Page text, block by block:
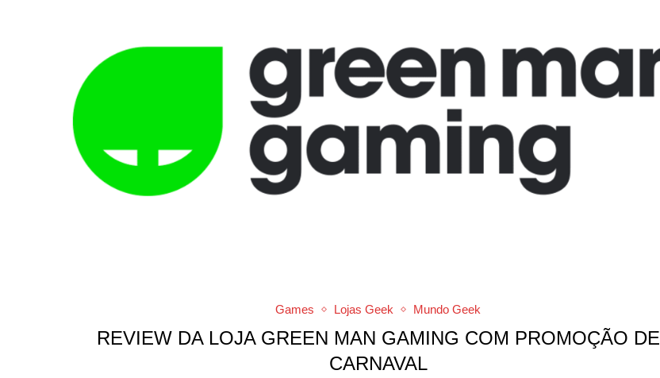
Games Lojas Geek Mundo Geek
REVIEW DA LOJA GREEN MAN GAMING COM PROMOÇÃO DE
CARNAVAL